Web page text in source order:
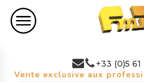
+33 (0)5 61
Vente exclusive aux